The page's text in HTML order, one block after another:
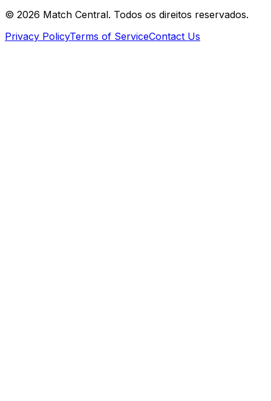
© 2026 Match Central. Todos os direitos reservados.
Privacy PolicyTerms of ServiceContact Us